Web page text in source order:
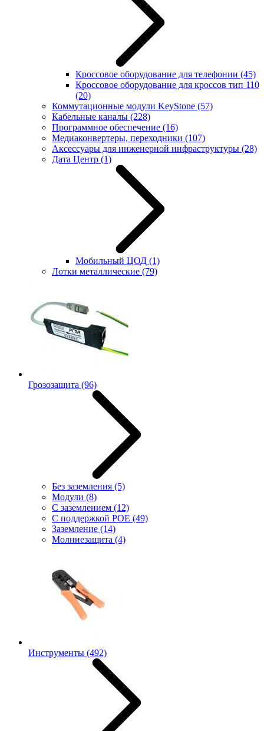
Кроссовое оборудование для телефонии (45)
Кроссовое оборудование для кроссов тип 110
(20)
Коммутационные модули KeyStone (57)
Кабельные каналы (228)
Программное обеспечение (16)
Медиаконвертеры, переходники (107)
Аксессуары для инженерной инфраструктуры (28)
Дата Центр (1)
Мобильный ЦОД (1)
Лотки металлические (79)
Грозозащита (96)
Без заземления (5)
Модули (8)
С заземлением (12)
С поддержкой POE (49)
Заземление (14)
Молниезащита (4)
Инструменты (492)